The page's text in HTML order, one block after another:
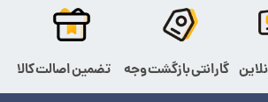
گارانتی بازگشت وجه تضمین اصالت کالا